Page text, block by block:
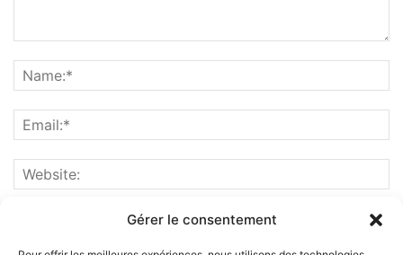
Gérer le consentement